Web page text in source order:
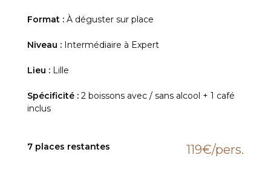
Format : À déguster sur place
Niveau : Intermédiaire à Expert
Lieu : Lille
Spécificité : 2 boissons avec / sans alcool + 1 café
inclus
7 places restantes 119€/pers.